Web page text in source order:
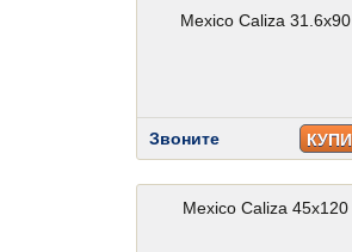
Mexico Caliza 31.6x90
Звоните
Mexico Caliza 45x120